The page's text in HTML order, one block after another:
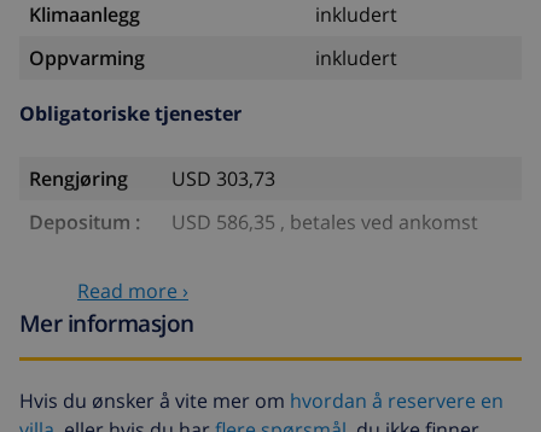
Klimaanlegg
inkludert
Oppvarming
inkludert
Obligatoriske tjenester
Rengjøring
USD 303,73
Depositum :
USD 586,35 , betales ved ankomst
Valgfrie tjenester
USD 4,69 per dag , betales
ved ankomst
Read more ›
Mer informasjon
Hvis du ønsker å vite mer om hvordan å reservere en